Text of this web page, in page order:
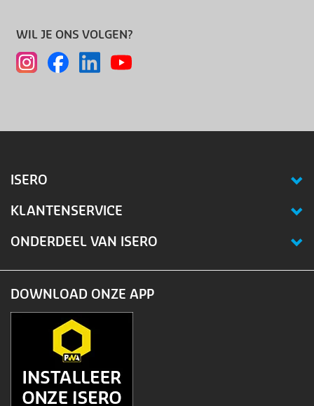
WIL JE ONS VOLGEN?
ISERO
KLANTENSERVICE
ONDERDEEL VAN ISERO
DOWNLOAD ONZE APP